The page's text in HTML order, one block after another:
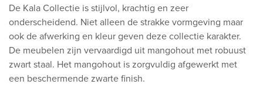
De Kala Collectie is stijlvol, krachtig en zeer
onderscheidend. Niet alleen de strakke vormgeving maar
ook de afwerking en kleur geven deze collectie karakter.
De meubelen zijn vervaardigd uit mangohout met robuust
zwart staal. Het mangohout is zorgvuldig afgewerkt met
een beschermende zwarte finish.